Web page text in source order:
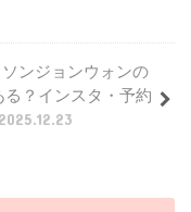
ンジョンウォンの
？インスタ・予約
2025.12.23